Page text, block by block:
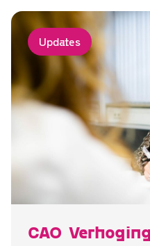
Updates
CAO
Ontvang
direct in je
Alerts